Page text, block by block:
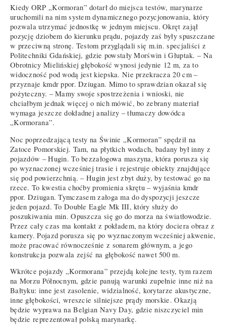
Kiedy ORP „Kormoran” dotarł do miejsca testów, marynarze
uruchomili na nim system dynamicznego pozycjonowania, który
pozwala utrzymać jednostkę w jednym miejscu. Okręt zajął
pozycję dziobem do kierunku prądu, pojazdy zaś były spuszczane
w przeciwną stronę. Testom przyglądali się m.in. specjaliści z
Politechniki Gdańskiej, gdzie powstały Morświn i Głuptak. – Na
Obrotnicy Mielińskiej głębokość wynosi jedynie 12 m, za to
widoczność pod wodą jest kiepska. Nie przekracza 20 cm –
przyznaje kmdr ppor. Dziugan. Mimo to sprawdzian okazał się
pożyteczny. – Mamy swoje spostrzeżenia i wnioski, nie
chciałbym jednak więcej o nich mówić, bo zebrany materiał
wymaga jeszcze dokładnej analizy – tłumaczy dowódca
„Kormorana”.
Noc poprzedzającą testy na Świnie „Kormoran” spędził na
Zatoce Pomorskiej. Tam, na płytkich wodach, badany był inny z
pojazdów – Hugin. To bezzałogowa maszyna, która porusza się
po wyznaczonej wcześniej trasie i rejestruje obiekty znajdujące
się pod powierzchnią. – Hugin jest zbyt duży, by testować go na
rzece. To kwestia choćby promienia skrętu – wyjaśnia kmdr
ppor. Dziugan. Tymczasem załoga ma do dyspozycji jeszcze
jeden pojazd. To Double Eagle Mk III, który służy do
poszukiwania min. Opuszcza się go do morza na światłowodzie.
Przez cały czas ma kontakt z pokładem, na który dociera obraz z
kamery. Pojazd porusza się po wyznaczonym wcześniej akwenie,
może pracować równocześnie z sonarem głównym, a jego
konstrukcja pozwala zejść na głębokość nawet 500 m.
Wkrótce pojazdy „Kormorana” przejdą kolejne testy, tym razem
na Morzu Północnym, gdzie panują warunki zupełnie inne niż na
Bałtyku: inne jest zasolenie, widzialność, korytarze akustyczne,
inne głębokości, wreszcie silniejsze prądy morskie. Okazją
będzie wyprawa na Belgian Navy Day, gdzie niszczyciel min
będzie reprezentował polską marynarkę.